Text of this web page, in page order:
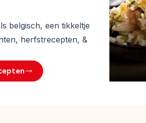
belgisch, een tikkeltje
herfstrecepten, &